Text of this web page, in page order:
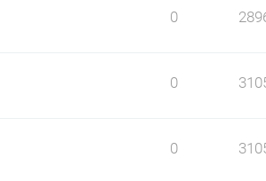
0
0
0